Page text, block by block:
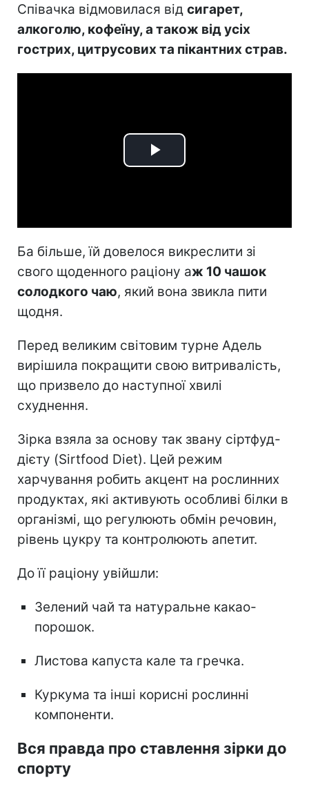
Співачка відмовилася від сигарет,
алкоголю, кофеїну, а також від усіх
гострих, цитрусових та пікантних страв.
Play
Ба більше, їй довелося викреслити зі
свого щоденного раціону аж 10 чашок
солодкого чаю, який вона звикла пити
щодня.
Перед великим світовим турне Адель
вирішила покращити свою витривалість,
що призвело до наступної хвилі
схуднення.
Зірка взяла за основу так звану сіртфуд-
дієту (Sirtfood Diet). Цей режим
харчування робить акцент на рослинних
продуктах, які активують особливі білки в
організмі, що регулюють обмін речовин,
рівень цукру та контролюють апетит.
До її раціону увійшли:
Зелений чай та натуральне какао-
порошок.
Листова капуста кале та гречка.
Куркума та інші корисні рослинні
компоненти.
Вся правда про ставлення зірки до
спорту